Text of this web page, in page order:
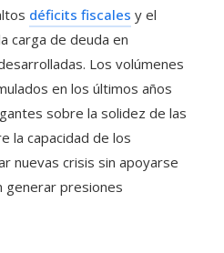
déficits fiscales y el
carga de deuda en
Los volúmenes
en los últimos años
sobre la solidez de las
la capacidad de los
nuevas crisis sin apoyarse
generar presiones